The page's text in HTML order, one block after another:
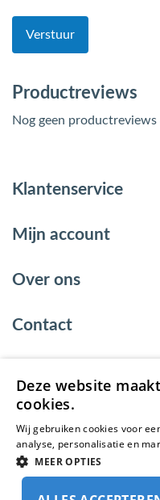
Verstuur
Productreviews
Nog geen
Klantenservice
Mijn account
Over ons
Contact
©
Deze website
cookies.
Wij gebruiken cookies voor
analyse, personalisatie en
MEER OPTIES